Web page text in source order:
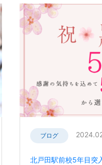
ブログ
北戸田駅前校5年目突